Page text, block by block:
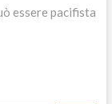
essere pacifista